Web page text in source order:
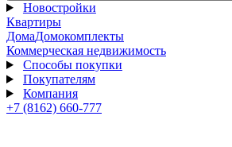
Новостройки
Квартиры
ДомаДомокомплекты
Коммерческая недвижимость
Способы покупки
Покупателям
Компания
+7 (8162) 660-777